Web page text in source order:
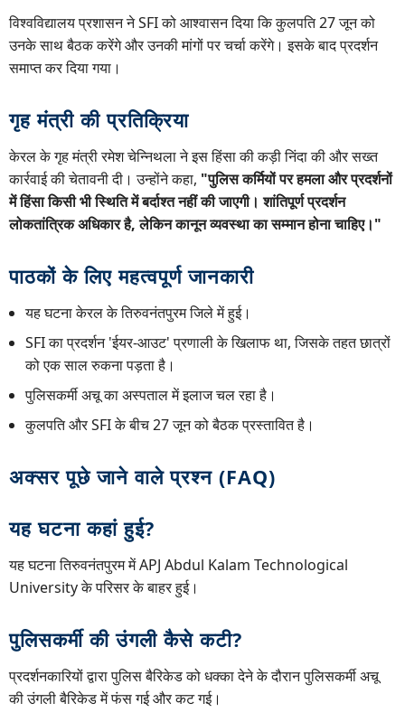
विश्वविद्यालय प्रशासन ने SFI को आश्वासन दिया कि कुलपति 27 जून को
उनके साथ बैठक करेंगे और उनकी मांगों पर चर्चा करेंगे। इसके बाद प्रदर्शन
समाप्त कर दिया गया।
गृह मंत्री की प्रतिक्रिया
केरल के गृह मंत्री रमेश चेन्निथला ने इस हिंसा की कड़ी निंदा की और सख्त
कार्रवाई की चेतावनी दी। उन्होंने कहा, "पुलिस कर्मियों पर हमला और प्रदर्शनों
में हिंसा किसी भी स्थिति में बर्दाश्त नहीं की जाएगी। शांतिपूर्ण प्रदर्शन
लोकतांत्रिक अधिकार है, लेकिन कानून व्यवस्था का सम्मान होना चाहिए।"
पाठकों के लिए महत्वपूर्ण जानकारी
यह घटना केरल के तिरुवनंतपुरम जिले में हुई।
SFI का प्रदर्शन 'ईयर-आउट' प्रणाली के खिलाफ था, जिसके तहत छात्रों
को एक साल रुकना पड़ता है।
पुलिसकर्मी अचू का अस्पताल में इलाज चल रहा है।
कुलपति और SFI के बीच 27 जून को बैठक प्रस्तावित है।
अक्सर पूछे जाने वाले प्रश्न (FAQ)
यह घटना कहां हुई?
यह घटना तिरुवनंतपुरम में APJ Abdul Kalam Technological
University के परिसर के बाहर हुई।
पुलिसकर्मी की उंगली कैसे कटी?
प्रदर्शनकारियों द्वारा पुलिस बैरिकेड को धक्का देने के दौरान पुलिसकर्मी अचू
की उंगली बैरिकेड में फंस गई और कट गई।